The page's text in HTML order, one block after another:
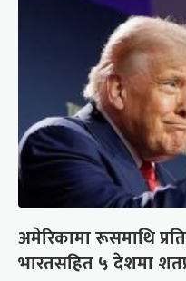
अमेरिकामा रूसमाथि
भारतसहित ५ देशमा